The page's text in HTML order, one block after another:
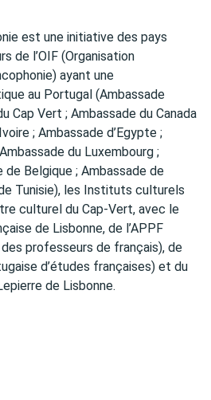
est une initiative des pays
de l’OIF (Organisation
ayant une
au Portugal (Ambassade
Cap Vert ; Ambassade du Canada
; Ambassade d’Egypte ;
du Luxembourg ;
de Belgique ; Ambassade de
Tunisie), les Instituts culturels
culturel du Cap-Vert, avec le
de Lisbonne, de l’APPF
professeurs de français), de
d’études françaises) et du
de Lisbonne.